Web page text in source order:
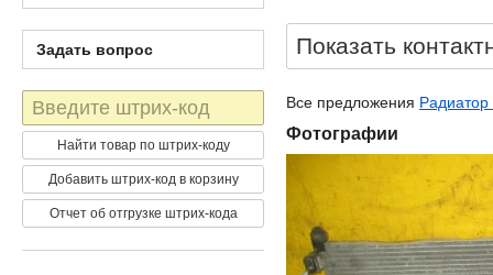
Показать
Все предложения
Фотографии
Задать вопрос
Штрих-
код
Найти товар по штрих-коду
Добавить штрих-код в корзину
Отчет об отгрузке штрих-кода